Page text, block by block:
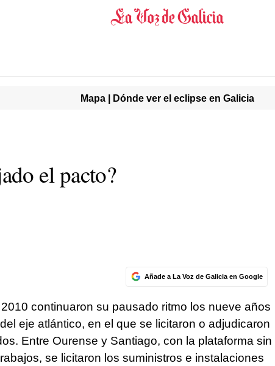
Mapa | Dónde ver el eclipse en Galicia
el pacto?
Añade a La Voz de Galicia en Google
continuaron su pausado ritmo los nueve años
eje atlántico, en el que se licitaron o adjudicaron
Entre Ourense y Santiago, con la plataforma sin
se licitaron los suministros e instalaciones